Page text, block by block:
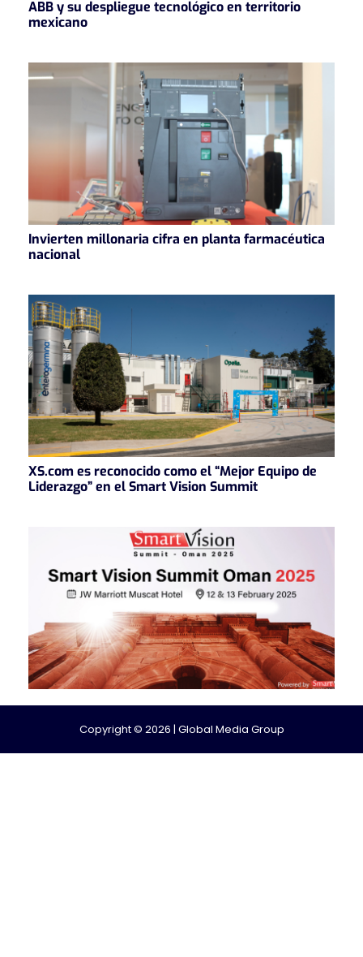
ABB y su despliegue tecnológico en territorio
mexicano
Invierten millonaria cifra en planta farmacéutica
nacional
XS.com es reconocido como el “Mejor Equipo de
Liderazgo” en el Smart Vision Summit